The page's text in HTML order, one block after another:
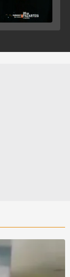
ilgili bilgi